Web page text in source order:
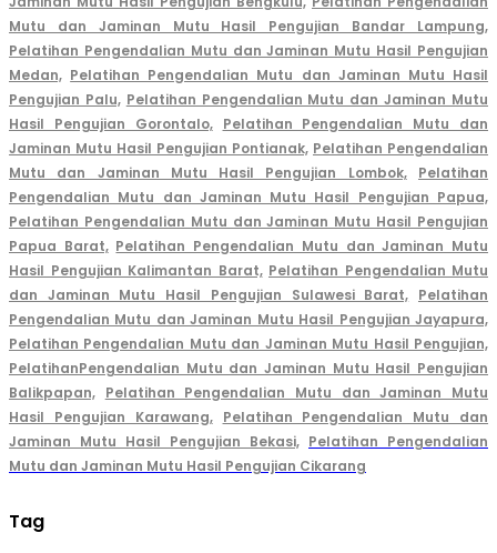
Mutu dan Jaminan Mutu Hasil Pengujian Bandar Lampung,
Pelatihan Pengendalian Mutu dan Jaminan Mutu Hasil Pengujian
Medan, Pelatihan Pengendalian Mutu dan Jaminan Mutu Hasil
Pengujian Palu, Pelatihan Pengendalian Mutu dan Jaminan Mutu
Hasil Pengujian Gorontalo,
Pelatihan Pengendalian Mutu dan
Jaminan Mutu Hasil Pengujian Pontianak, Pelatihan Pengendalian
Mutu dan Jaminan Mutu Hasil Pengujian Lombok,
Pelatihan
Pengendalian Mutu dan Jaminan Mutu Hasil Pengujian Papua,
Pelatihan Pengendalian Mutu dan Jaminan Mutu Hasil Pengujian
Papua Barat, Pelatihan Pengendalian Mutu dan Jaminan Mutu
Hasil Pengujian Kalimantan Barat, Pelatihan Pengendalian Mutu
dan Jaminan Mutu Hasil Pengujian Sulawesi Barat, Pelatihan
Pengendalian Mutu dan Jaminan Mutu Hasil Pengujian Jayapura,
Pelatihan Pengendalian Mutu dan Jaminan Mutu Hasil Pengujian,
PelatihanPengendalian Mutu dan Jaminan Mutu Hasil Pengujian
Balikpapan, Pelatihan Pengendalian Mutu dan Jaminan Mutu
Hasil Pengujian Karawang,
Pelatihan Pengendalian Mutu dan
Jaminan Mutu Hasil Pengujian Bekasi, Pelatihan Pengendalian
Mutu dan Jaminan Mutu Hasil Pengujian Cikarang
Tag